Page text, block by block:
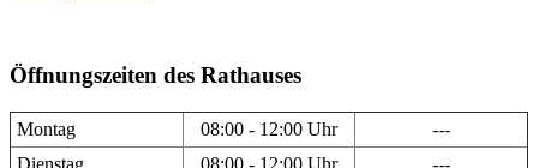
Öffnungszeiten des Rathauses
Montag 08:00 - 12:00 Uhr
---
Dienstag
08:00 - 12:00 Uhr ---